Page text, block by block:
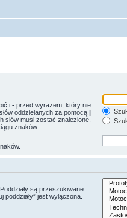
i - przed wyrazem, który nie
oddzielanych za pomocą |
słów musi zostać znalezione.
znaków.
są przeszukiwane
jest wyłączona.